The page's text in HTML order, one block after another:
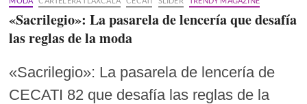
«Sacrilegio»: La pasarela de lencería que desafía
las reglas de la moda
«Sacrilegio»: La pasarela de lencería de
CECATI 82 que desafía las reglas de la